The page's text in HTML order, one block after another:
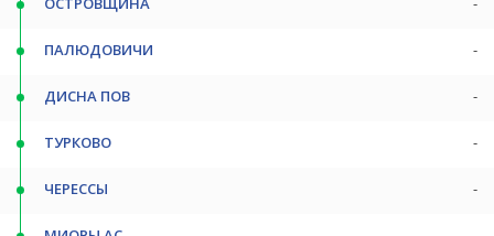
ПАЛЮДОВИЧИ -
ДИСНА ПОВ -
ТУРКОВО -
ЧЕРЕССЫ -